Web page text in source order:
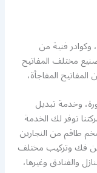
، وكوادر فنية من
مختلف المفاتيح
المفاجأة،
وخدمة تبديل
توفر لك الخدمة
طاقم من النجارين
من فك وتركيب مختلف
والفنادق وغيرها،